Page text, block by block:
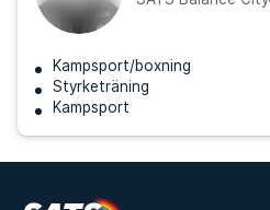
Kampsport/boxning
Styrketräning
Kampsport